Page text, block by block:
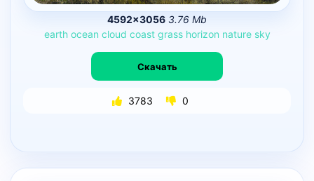
4592×3056 3.76 Mb
earth ocean cloud coast grass horizon nature sky
Скачать
3783 0